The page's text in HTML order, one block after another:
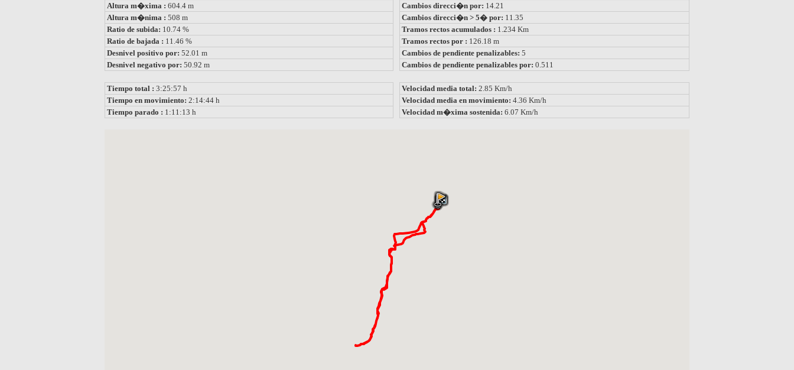
Altura m�xima : 604.4 m
Altura m�nima : 508 m
Ratio de subida: 10.74 %
Ratio de bajada : 11.46 %
Desnivel positivo por: 52.01 m
Desnivel negativo por: 50.92 m
Tiempo total : 3:25:57 h
Tiempo en movimiento: 2:14:44 h
Tiempo parado : 1:11:13 h
Cambios direcci�n por: 14.21
Cambios direcci�n > 5� por: 11.35
Tramos rectos acumulados : 1.234 Km
Tramos rectos por : 126.18 m
Cambios de pendiente penalizables: 5
Cambios de pendiente penalizables por: 0.511
Velocidad media total: 2.85 Km/h
Velocidad media en movimiento: 4.36 Km/h
Velocidad m�xima sostenida: 6.07 Km/h